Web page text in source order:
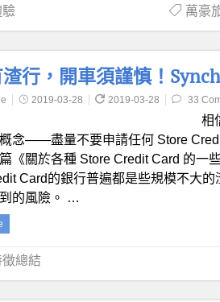
萬豪
行，開車須謹慎！
2019-03-28 2019-03-28 33
相
念——盡量不要申請任何 Store
《關於各種 Store Credit Card 的一
Card的銀行普遍都是些規模不大
的風險。 …
總結